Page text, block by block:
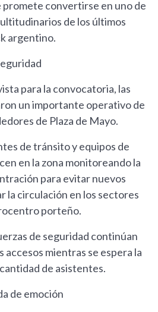
promete convertirse en uno de
de los últimos
argentino.
para la convocatoria, las
un importante operativo de
de Plaza de Mayo.
de tránsito y equipos de
en la zona monitoreando la
para evitar nuevos
la circulación en los sectores
porteño.
de seguridad continúan
accesos mientras se espera la
de asistentes.
de emoción